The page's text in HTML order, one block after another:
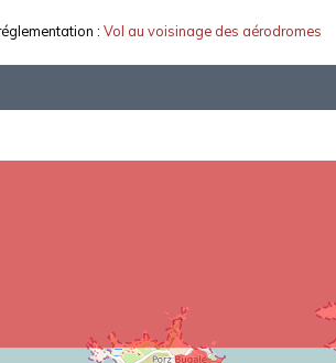
: Vol au voisinage des aérodromes